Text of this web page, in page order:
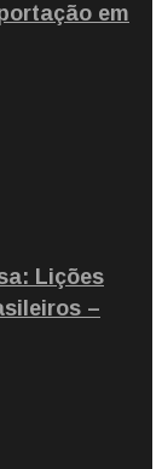
em
Lições
–